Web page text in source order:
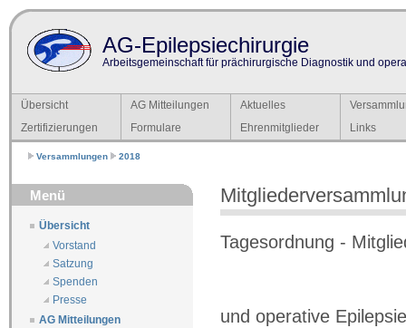
AG-Epilepsiechirurgie
Arbeitsgemeinschaft für prächirurgische Diagnostik und
Übersicht AG Mitteilungen Aktuelles
Zertifizierungen
Formulare Ehrenmitglieder Links
Versammlungen 2018
Menü
Übersicht
Vorstand
Satzung
Spenden
Presse
AG Mitteilungen
Tagesordnung -
und operative